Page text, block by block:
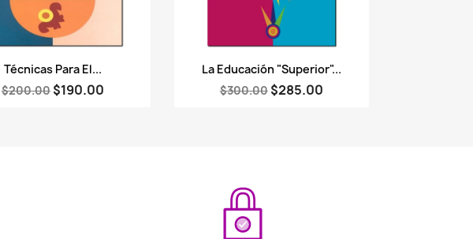
Vista rápida
Técnicas Para El...
$200.00 $190.00
Vista rápida
La Educación "Superior"...
$300.00 $285.00